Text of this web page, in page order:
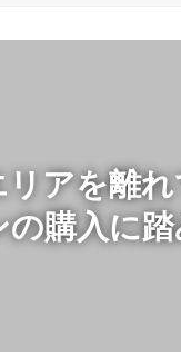
リアを離
の購入に